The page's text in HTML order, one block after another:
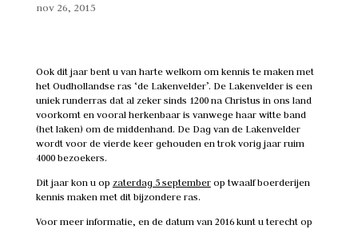
nov 26, 2015
Ook dit jaar bent u van harte welkom om kennis te maken met
het Oudhollandse ras ‘de Lakenvelder’. De Lakenvelder is een
uniek runderras dat al zeker sinds 1200 na Christus in ons land
voorkomt en vooral herkenbaar is vanwege haar witte band
(het laken) om de middenhand. De Dag van de Lakenvelder
wordt voor de vierde keer gehouden en trok vorig jaar ruim
4000 bezoekers.
Dit jaar kon u op zaterdag 5 septemberop twaalf boerderijen
kennis maken met dit bijzondere ras.
Voor meer informatie, en de datum van 2016 kunt u terecht op